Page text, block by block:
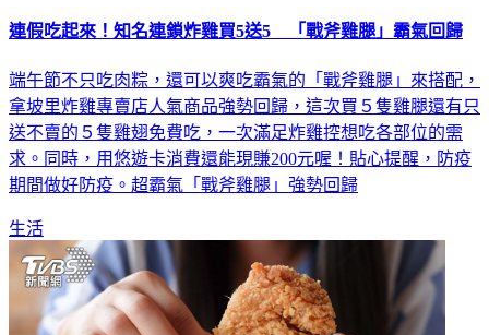
連假吃起來！知名連鎖炸雞買5送5 「戰斧雞腿」霸氣回歸
端午節不只吃肉粽，還可以爽吃霸氣的「戰斧雞腿」來搭配，
拿坡里炸雞專賣店人氣商品強勢回歸，這次買５隻雞腿還有只
送不賣的５隻雞翅免費吃，一次滿足炸雞控想吃各部位的需
求。同時，用悠遊卡消費還能現賺200元喔！貼心提醒，防疫
期間做好防疫。超霸氣「戰斧雞腿」強勢回歸
生活